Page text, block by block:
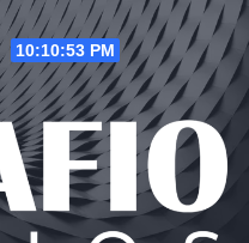
10:10:53 PM